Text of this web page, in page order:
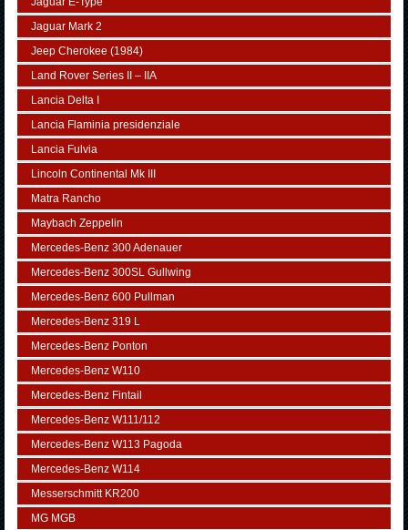
Jaguar Mark 2
Jeep Cherokee (1984)
Land Rover Series II – IIA
Lancia Delta I
Lancia Flaminia presidenziale
Lancia Fulvia
Lincoln Continental Mk III
Matra Rancho
Maybach Zeppelin
Mercedes-Benz 300 Adenauer
Mercedes-Benz 300SL Gullwing
Mercedes-Benz 600 Pullman
Mercedes-Benz 319 L
Mercedes-Benz Ponton
Mercedes-Benz W110
Mercedes-Benz Fintail
Mercedes-Benz W111/112
Mercedes-Benz W113 Pagoda
Mercedes-Benz W114
Messerschmitt KR200
MG MGB